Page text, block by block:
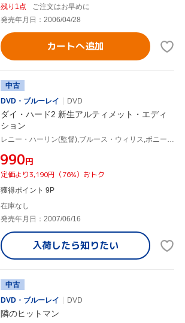
残り1点
ご注文はお早めに
発売年月日：2006/04/28
カートへ追加
中古
DVD・ブルーレイ
DVD
ダイ・ハード2 新生アルティメット・エディ
ション
レニー・ハーリン(監督),ブルース・ウィリス,ボニー・ベデリア
¥990円
定価より3,190円（76%）おトク
獲得ポイント 9P
在庫なし
発売年月日：2007/06/16
入荷したら知りたい
中古
DVD・ブルーレイ
DVD
隣のヒットマン